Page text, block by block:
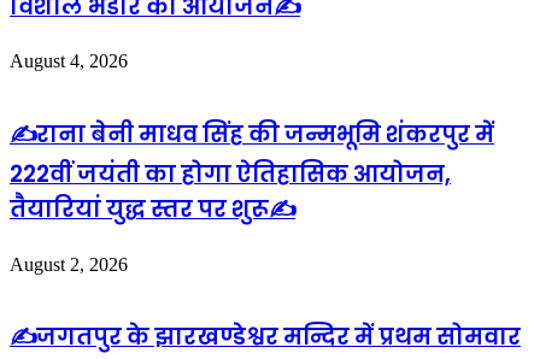
August 4, 2026
✍️राना बेनी माधव सिंह की जन्मभूमि शंकरपुर में
222वीं जयंती का होगा ऐतिहासिक आयोजन,
तैयारियां युद्ध स्तर पर शुरू✍️
August 2, 2026
✍️जगतपुर के झारखण्डेश्वर मन्दिर में प्रथम सोमवार